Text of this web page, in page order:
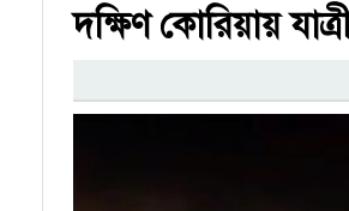
দক্ষিণ কোরিয়ায়